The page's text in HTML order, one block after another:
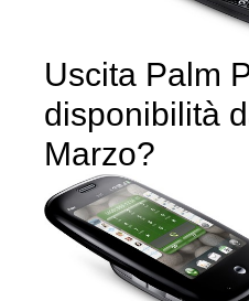
Uscita Palm
disponibilità
Marzo?